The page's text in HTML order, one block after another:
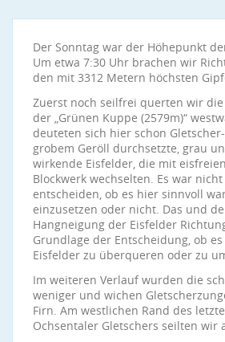
Der Sonntag war der Höhepunkt
Um etwa 7:30 Uhr brachen wir
den mit 3312 Metern höchsten
Zuerst noch seilfrei querten wir
der „Grünen Kuppe (2579m)“
deuteten sich hier schon
grobem Geröll durchsetzte, grau
wirkende Eisfelder, die mit
Blockwerk wechselten. Es war
entscheiden, ob es hier sinnvoll
einzusetzen oder nicht. Das und
Hangneigung der Eisfelder
Grundlage der Entscheidung, ob
Eisfelder zu überqueren oder zu
Im weiteren Verlauf wurden die
weniger und wichen
Firn. Am westlichen Rand des
Ochsentaler Gletschers seilten wir